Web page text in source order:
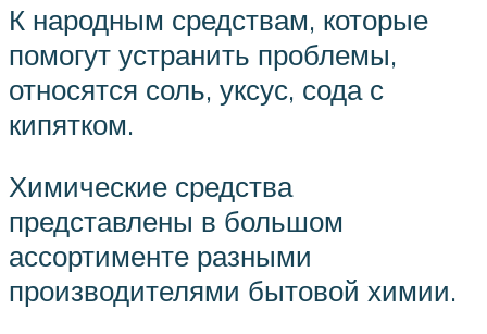
К народным средствам, которые
помогут устранить проблемы,
относятся соль, уксус, сода с
кипятком.
Химические средства
представлены в большом
ассортименте разными
производителями бытовой химии.